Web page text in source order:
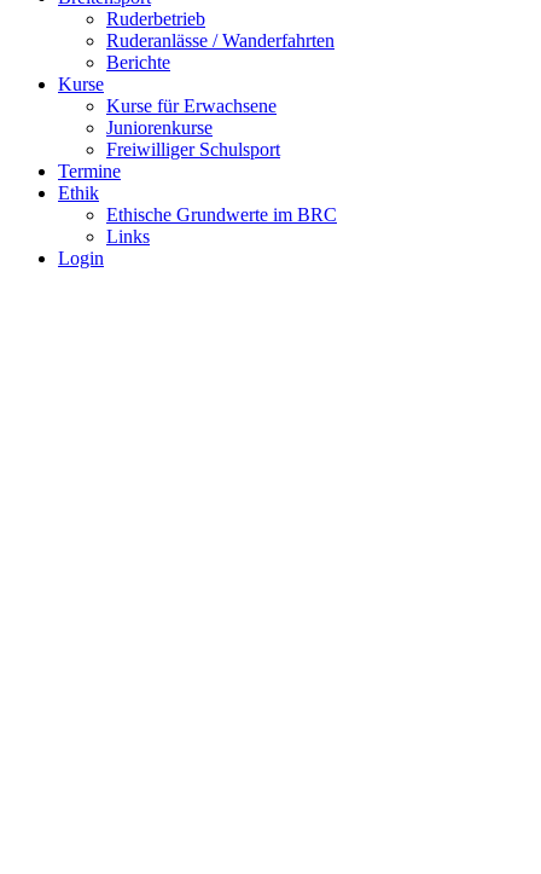
Ruderbetrieb
Ruderanlässe / Wanderfahrten
Berichte
Kurse
Kurse für Erwachsene
Juniorenkurse
Freiwilliger Schulsport
Termine
Ethik
Ethische Grundwerte im BRC
Links
Login